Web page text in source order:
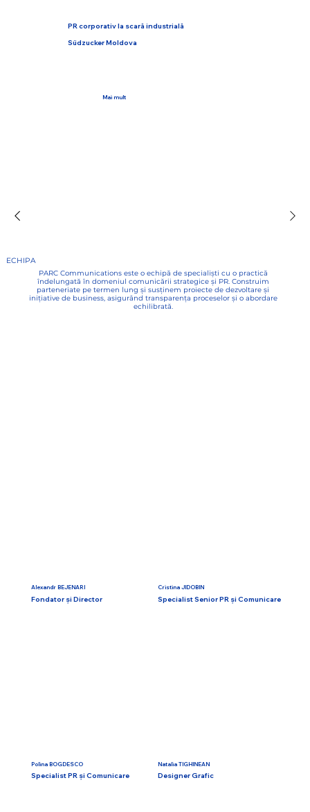
Mai mult
PR corporativ la scară industrială
Südzucker Moldova
ECHIPA
PARC Communications este o echipă de specialiști cu o practică
îndelungată în domeniul comunicării strategice și PR. Construim
parteneriate pe termen lung și susținem proiecte de dezvoltare și
inițiative de business, asigurând transparența proceselor și o abordare
echilibrată.
Alexandr BEJENARI
Fondator și Director
Cristina JIDOBIN
Specialist Senior PR și Comunicare
Polina BOGDESCO
Specialist PR și Comunicare
Natalia TIGHINEAN
Designer Grafic